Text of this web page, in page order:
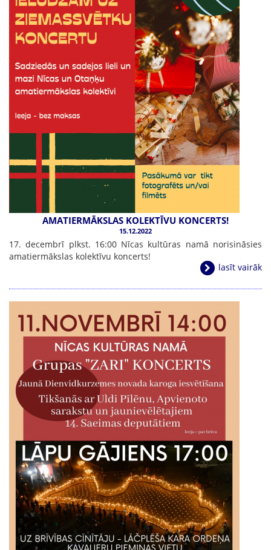
AMATIERMĀKSLAS KOLEKTĪVU KONCERTS!
15.12.2022
17. decembrī plkst. 16:00 Nīcas kultūras namā norisināsies
amatiermākslas kolektīvu koncerts!
lasīt vairāk